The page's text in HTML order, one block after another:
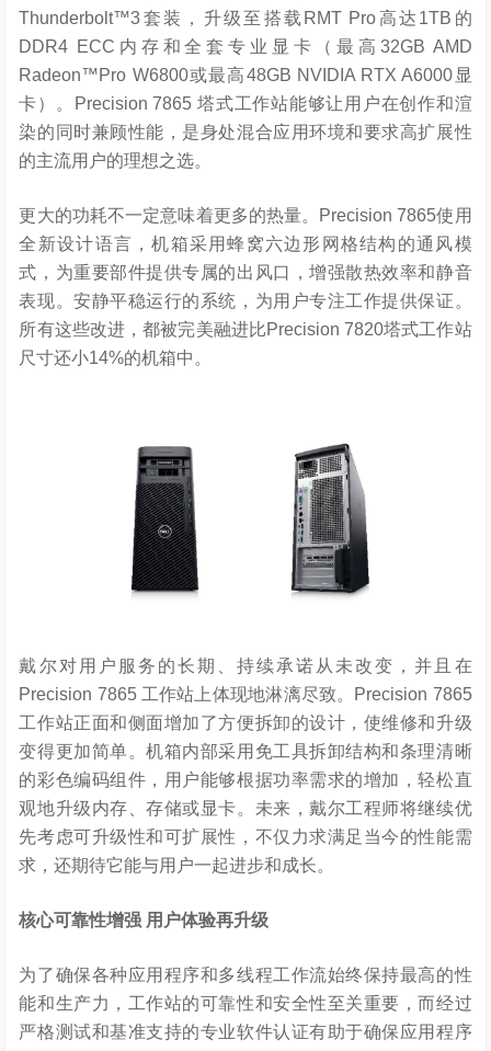
Thunderbolt™3套装，升级至搭载RMT Pro高达1TB的
DDR4 ECC内存和全套专业显卡（最高32GB AMD
Radeon™Pro W6800或最高48GB NVIDIA RTX A6000显
卡）。Precision 7865 塔式工作站能够让用户在创作和渲
染的同时兼顾性能，是身处混合应用环境和要求高扩展性
的主流用户的理想之选。
更大的功耗不一定意味着更多的热量。Precision 7865使用
全新设计语言，机箱采用蜂窝六边形网格结构的通风模
式，为重要部件提供专属的出风口，增强散热效率和静音
表现。安静平稳运行的系统，为用户专注工作提供保证。
所有这些改进，都被完美融进比Precision 7820塔式工作站
尺寸还小14%的机箱中。
戴尔对用户服务的长期、持续承诺从未改变，并且在
Precision 7865 工作站上体现地淋漓尽致。Precision 7865
工作站正面和侧面增加了方便拆卸的设计，使维修和升级
变得更加简单。机箱内部采用免工具拆卸结构和条理清晰
的彩色编码组件，用户能够根据功率需求的增加，轻松直
观地升级内存、存储或显卡。未来，戴尔工程师将继续优
先考虑可升级性和可扩展性，不仅力求满足当今的性能需
求，还期待它能与用户一起进步和成长。
核心可靠性增强 用户体验再升级
为了确保各种应用程序和多线程工作流始终保持最高的性
能和生产力，工作站的可靠性和安全性至关重要，而经过
严格测试和基准支持的专业软件认证有助于确保应用程序